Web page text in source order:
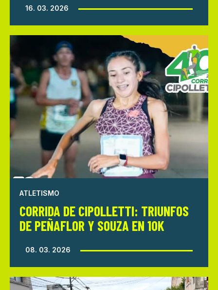
16. 03. 2026
ATLETISMO
CORRIDA DE CIPOLLETTI: TRIUNFOS
DE PEÑAFLOR Y SOUZA EN 10K
08. 03. 2026